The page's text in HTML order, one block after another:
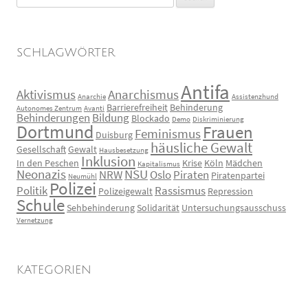
nach:
SCHLAGWÖRTER
Aktivismus Anarchie AnarchismusAntifa Assistenzhund
Autonomes Zentrum Avanti Barrierefreiheit Behinderung
Behinderungen Bildung Blockado Demo Diskriminierung
Dortmund Duisburg Feminismus Frauen
GesellschaftGewalt Hausbesetzung häusliche Gewalt
In den Peschen Inklusion Kapitalismus Krise Köln Mädchen
Neonazis Neumühl NRWNSU OsloPiraten Piratenpartei
Politik Polizei Polizeigewalt Rassismus Repression
Schule Sehbehinderung Solidarität Untersuchungsausschuss
Vernetzung
KATEGORIEN